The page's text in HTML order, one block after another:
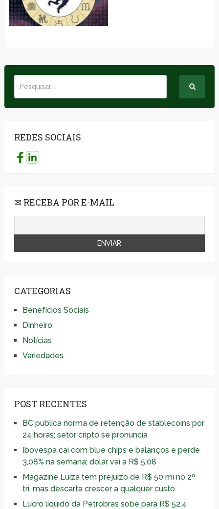
REDES SOCIAIS
✉ RECEBA POR E-MAIL
CATEGORIAS
Benefícios Sociais
Dinheiro
Notícias
Variedades
POST RECENTES
BC publica norma de retenção de stablecoins por
24 horas; setor cripto se pronuncia
Ibovespa cai com blue chips e balanços e perde
3,08% na semana; dólar vai a R$ 5,08
Magazine Luiza tem prejuízo de R$ 50 mi no 2º
tri, mas descarta crescer a qualquer custo
Lucro líquido da Petrobras sobe para R$ 52,4